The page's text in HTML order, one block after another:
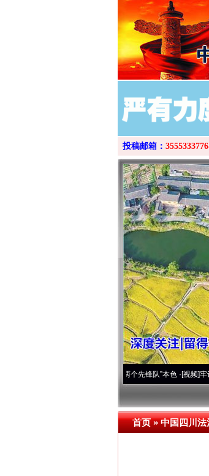
投稿邮箱：
永葆“两个先锋队”本色·[视频]牢记初心使
首页»中国四川